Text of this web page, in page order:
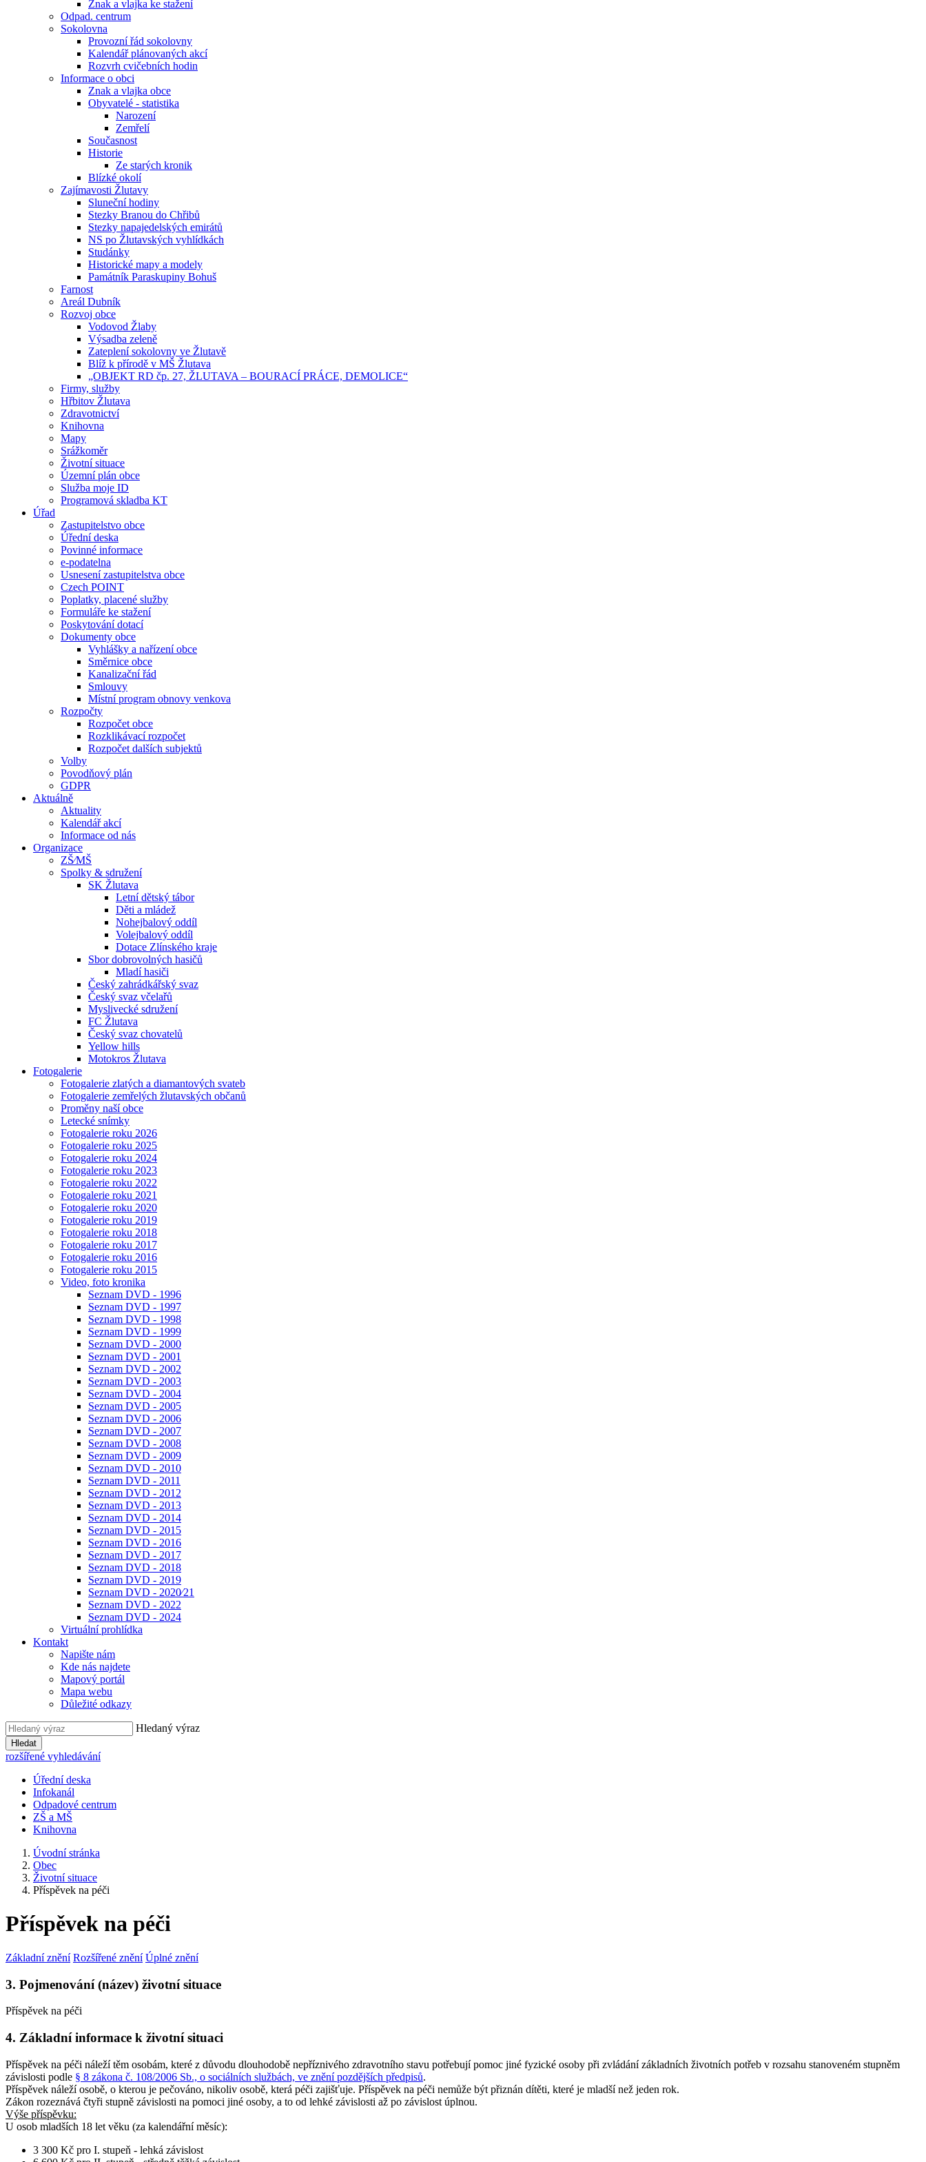
Znak a vlajka ke stažení
Odpad. centrum
Sokolovna
Provozní řád sokolovny
Kalendář plánovaných akcí
Rozvrh cvičebních hodin
Informace o obci
Znak a vlajka obce
Obyvatelé - statistika
Narození
Zemřelí
Současnost
Historie
Ze starých kronik
Blízké okolí
Zajímavosti Žlutavy
Sluneční hodiny
Stezky Branou do Chřibů
Stezky napajedelských emirátů
NS po Žlutavských vyhlídkách
Studánky
Historické mapy a modely
Památník Paraskupiny Bohuš
Farnost
Areál Dubník
Rozvoj obce
Vodovod Žlaby
Výsadba zeleně
Zateplení sokolovny ve Žlutavě
Blíž k přírodě v MŠ Žlutava
„OBJEKT RD čp. 27, ŽLUTAVA – BOURACÍ PRÁCE, DEMOLICE“
Firmy, služby
Hřbitov Žlutava
Zdravotnictví
Knihovna
Mapy
Srážkoměr
Životní situace
Územní plán obce
Služba moje ID
Programová skladba KT
Úřad
Zastupitelstvo obce
Úřední deska
Povinné informace
e-podatelna
Usnesení zastupitelstva obce
Czech POINT
Poplatky, placené služby
Formuláře ke stažení
Poskytování dotací
Dokumenty obce
Vyhlášky a nařízení obce
Směrnice obce
Kanalizační řád
Smlouvy
Místní program obnovy venkova
Rozpočty
Rozpočet obce
Rozklikávací rozpočet
Rozpočet dalších subjektů
Volby
Povodňový plán
GDPR
Aktuálně
Aktuality
Kalendář akcí
Informace od nás
Organizace
ZŠ⁄MŠ
Spolky & sdružení
SK Žlutava
Letní dětský tábor
Děti a mládež
Nohejbalový oddíl
Volejbalový oddíl
Dotace Zlínského kraje
Sbor dobrovolných hasičů
Mladí hasiči
Český zahrádkářský svaz
Český svaz včelařů
Myslivecké sdružení
FC Žlutava
Český svaz chovatelů
Yellow hills
Motokros Žlutava
Fotogalerie
Fotogalerie zlatých a diamantových svateb
Fotogalerie zemřelých žlutavských občanů
Proměny naší obce
Letecké snímky
Fotogalerie roku 2026
Fotogalerie roku 2025
Fotogalerie roku 2024
Fotogalerie roku 2023
Fotogalerie roku 2022
Fotogalerie roku 2021
Fotogalerie roku 2020
Fotogalerie roku 2019
Fotogalerie roku 2018
Fotogalerie roku 2017
Fotogalerie roku 2016
Fotogalerie roku 2015
Video, foto kronika
Seznam DVD - 1996
Seznam DVD - 1997
Seznam DVD - 1998
Seznam DVD - 1999
Seznam DVD - 2000
Seznam DVD - 2001
Seznam DVD - 2002
Seznam DVD - 2003
Seznam DVD - 2004
Seznam DVD - 2005
Seznam DVD - 2006
Seznam DVD - 2007
Seznam DVD - 2008
Seznam DVD - 2009
Seznam DVD - 2010
Seznam DVD - 2011
Seznam DVD - 2012
Seznam DVD - 2013
Seznam DVD - 2014
Seznam DVD - 2015
Seznam DVD - 2016
Seznam DVD - 2017
Seznam DVD - 2018
Seznam DVD - 2019
Seznam DVD - 2020⁄21
Seznam DVD - 2022
Seznam DVD - 2024
Virtuální prohlídka
Kontakt
Napište nám
Kde nás najdete
Mapový portál
Mapa webu
Důležité odkazy
Hledaný výraz
Hledat
rozšířené vyhledávání
Úřední deska
Infokanál
Odpadové centrum
ZŠ a MŠ
Knihovna
Úvodní stránka
Obec
Životní situace
Příspěvek na péči
Příspěvek na péči
Základní znění Rozšířené znění Úplné znění
3. Pojmenování (název) životní situace
Příspěvek na péči
4. Základní informace k životní situaci
Příspěvek na péči náleží těm osobám, které z důvodu dlouhodobě nepříznivého zdravotního stavu potřebují pomoc jiné fyzické osoby při zvládání základních životních potřeb v rozsahu stanoveném stupněm
závislosti podle § 8 zákona č. 108/2006 Sb., o sociálních službách, ve znění pozdějších předpisů.
Příspěvek náleží osobě, o kterou je pečováno, nikoliv osobě, která péči zajišťuje. Příspěvek na péči nemůže být přiznán dítěti, které je mladší než jeden rok.
Zákon rozeznává čtyři stupně závislosti na pomoci jiné osoby, a to od lehké závislosti až po závislost úplnou.
Výše příspěvku:
U osob mladších 18 let věku (za kalendářní měsíc):
3 300 Kč pro I. stupeň - lehká závislost